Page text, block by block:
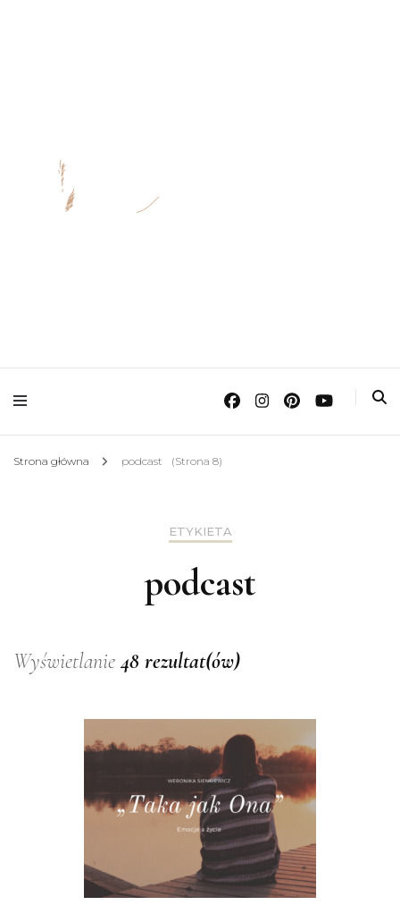
Strona główna podcast (Strona 8)
ETYKIETA
podcast
Wyświetlanie 48 rezultat(ów)